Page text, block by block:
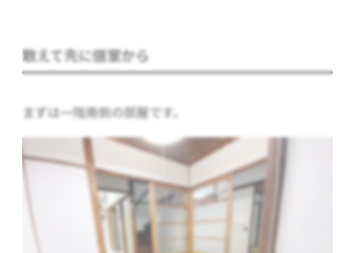
敢えて先に個室から
まずは一階南側の部屋です。